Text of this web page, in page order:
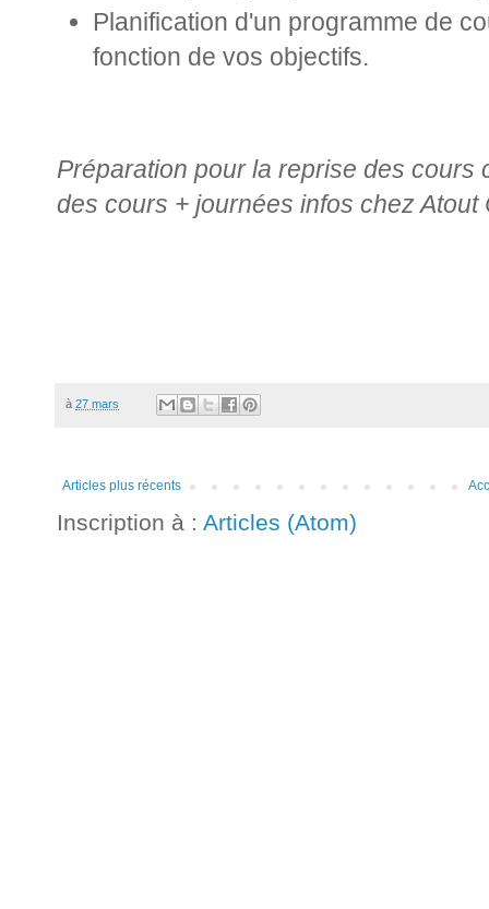
Planification d'un programme de
fonction de vos objectifs.
Préparation pour la reprise des cours
des cours + journées infos chez
à 27 mars
Articles plus récents
Inscription à : Articles (Atom)